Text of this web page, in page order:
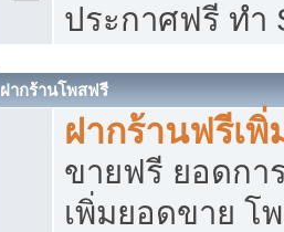
ประกาศฟรี ทำ
ฝากร้านโพสฟรี
ฝากร้านฟรีเ
ขายฟรี ยอดกา
เพิ่มยอดขาย โ